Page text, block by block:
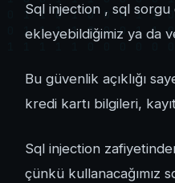
Sql injection , sql
ekleyebildiğimiz ya da
Bu güvenlik açıklığı
kredi kartı bilgileri,
Sql injection
çünkü kullanacağımız